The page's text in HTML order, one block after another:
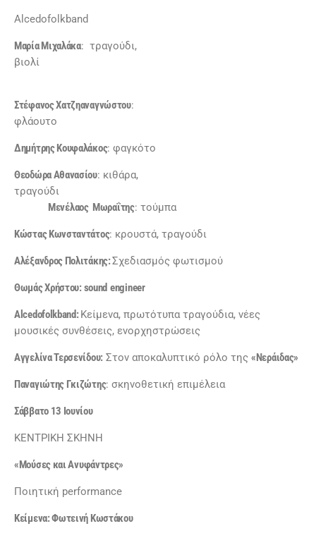
Alcedofolkband
Μαρία Μιχαλάκα: τραγούδι,
βιολί
Στέφανος Χατζηαναγνώστου:
φλάουτο
Δημήτρης Κουφαλάκος: φαγκότο
Θεοδώρα Αθανασίου: κιθάρα,
τραγούδι
Μενέλαος Μωραΐτης: τούμπα
Κώστας Κωνσταντάτος: κρουστά, τραγούδι
Αλέξανδρος Πολιτάκης:Σχεδιασμός φωτισμού
Θωμάς Χρήστου:sound engineer
Alcedofolkband: Κείμενα, πρωτότυπα τραγούδια, νέες
μουσικές συνθέσεις, ενορχηστρώσεις
Αγγελίνα Τερσενίδου: Στον αποκαλυπτικό ρόλο της «Νεράιδας»
Παναγιώτης Γκιζώτης: σκηνοθετική επιμέλεια
Σάββατο 13 Ιουνίου
ΚΕΝΤΡΙΚΗ ΣΚΗΝΗ
« Μούσες και Ανυφάντρες»
Ποιητική performance
Κείμενα: Φωτεινή Κωστάκου